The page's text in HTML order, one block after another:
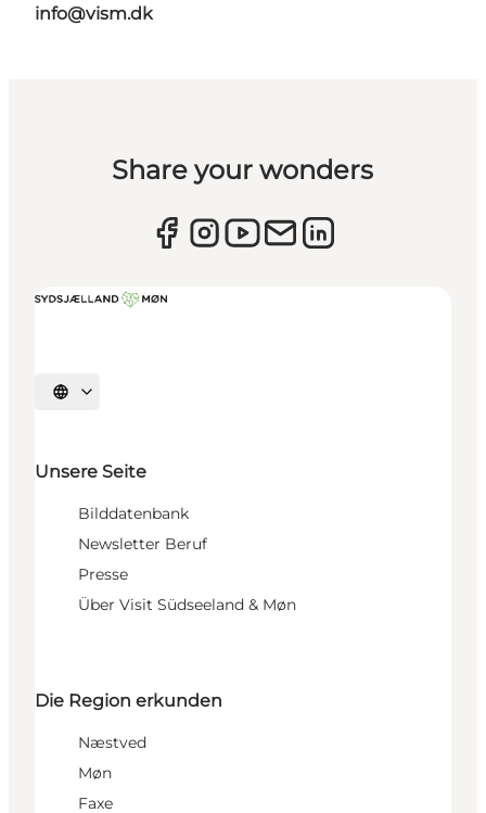
info@vism.dk
Share your wonders
Sprache auswählen
Unsere Seite
Bilddatenbank
Newsletter Beruf
Presse
Über Visit Südseeland & Møn
Die Region erkunden
Næstved
Møn
Faxe